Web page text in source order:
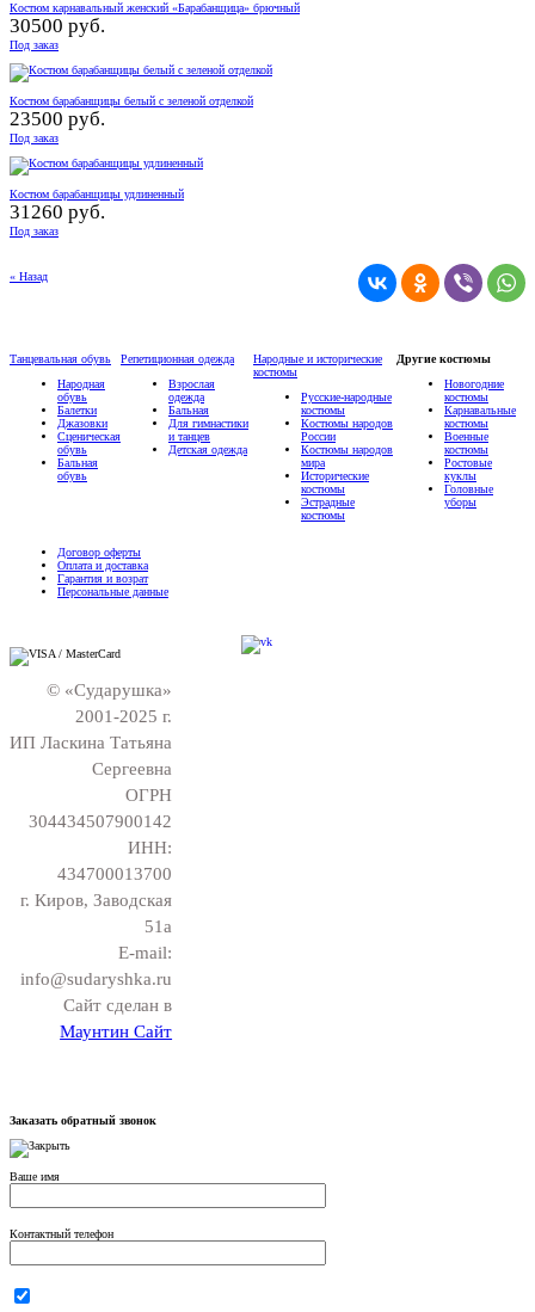
Костюм карнавальный женский «Барабанщица» брючный
30500 руб.
Под заказ
Костюм барабанщицы белый с зеленой отделкой
23500 руб.
Под заказ
Костюм барабанщицы удлиненный
31260 руб.
Под заказ
« Назад
Танцевальная обувь
Народная
обувь
Балетки
Джазовки
Сценическая
обувь
Бальная
обувь
Репетиционная одежда
Взрослая
одежда
Бальная
Для гимнастики
и танцев
Детская одежда
Народные и исторические
костюмы
Русские-народные
костюмы
Костюмы народов
России
Костюмы народов
мира
Исторические
костюмы
Эстрадные
костюмы
Другие костюмы
Новогодние
костюмы
Карнавальные
костюмы
Военные
костюмы
Ростовые
куклы
Головные
уборы
Договор оферты
Оплата и доставка
Гарантия и возрат
Персональные данные
© «Сударушка»
2001-2025 г.
ИП Ласкина Татьяна
Сергеевна
ОГРН
304434507900142
ИНН:
434700013700
г. Киров, Заводская
51а
E-mail:
info@sudaryshka.ru
Сайт сделан в
Маунтин Сайт
Заказать обратный звонок
Ваше имя
Контактный телефон